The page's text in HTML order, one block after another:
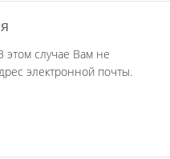
этом случае Вам не
электронной почты.